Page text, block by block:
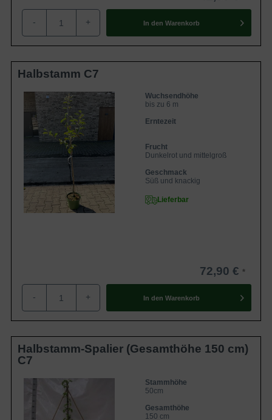
- + In den Warenkorb
Halbstamm C7
Wuchsendhöhe
bis zu 6 m
Erntezeit
Frucht
Dunkelrot und mittelgroß
Geschmack
Süß und knackig
Lieferbar
72,90 €
- + In den Warenkorb
Halbstamm-Spalier (Gesamthöhe 150 cm)
C7
Stammhöhe
50cm
Gesamthöhe
150 cm